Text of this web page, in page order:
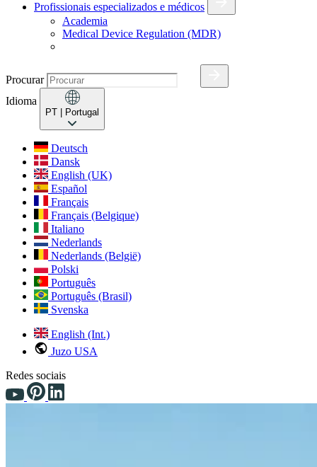
Profissionais especializados e médicos
Academia
Medical Device Regulation (MDR)
Procurar
Idioma
PT | Portugal
Deutsch
Dansk
English (UK)
Español
Français
Français (Belgique)
Italiano
Nederlands
Nederlands (België)
Polski
Português
Português (Brasil)
Svenska
English (Int.)
Juzo USA
Redes sociais